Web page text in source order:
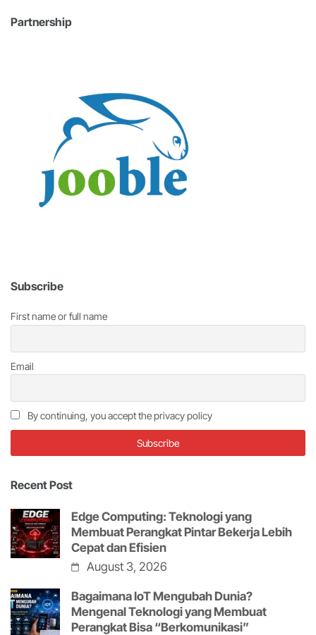
Partnership
Subscribe
First name or full name
Email
By continuing, you accept the privacy policy
Recent Post
Edge Computing: Teknologi yang
Membuat Perangkat Pintar Bekerja Lebih
Cepat dan Efisien
August 3, 2026
Bagaimana IoT Mengubah Dunia?
Mengenal Teknologi yang Membuat
Perangkat Bisa “Berkomunikasi”